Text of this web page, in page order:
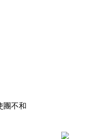
團不和